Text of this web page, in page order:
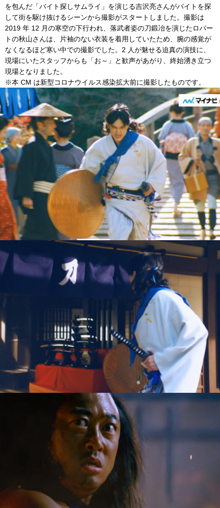
を包んだ「バイト探しサムライ」を演じる吉沢亮さんがバイトを探
して街を駆け抜けるシーンから撮影がスタートしました。撮影は
2019 年 12 月の寒空の下行われ、落武者姿の刀鍛冶を演じたロバー
トの秋山さんは、片袖のない衣装を着用していたため、腕の感覚が
なくなるほど寒い中での撮影でした。2 人が魅せる迫真の演技に、
現場にいたスタッフからも「お～」と歓声があがり、終始湧き立つ
現場となりました。
※本 CM は新型コロナウイルス感染拡大前に撮影したものです。